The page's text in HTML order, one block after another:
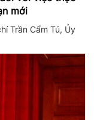
mới
Trần Cẩm Tú, Ủy